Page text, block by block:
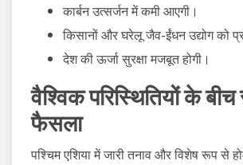
कार्बन उत्सर्जन में कमी आएगी।
किसानों और घरेलू जैव-ईंधन उद्योग को
देश की ऊर्जा सुरक्षा मजबूत होगी।
वैश्विक परिस्थितियों के
फैसला
पश्चिम एशिया में जारी तनाव और विशेष रूप से